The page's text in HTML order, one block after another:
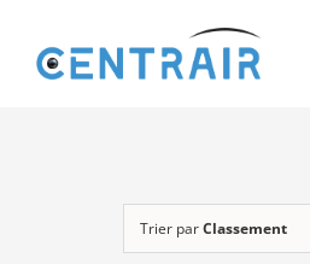
contenu
Moyens
Trier parClassement